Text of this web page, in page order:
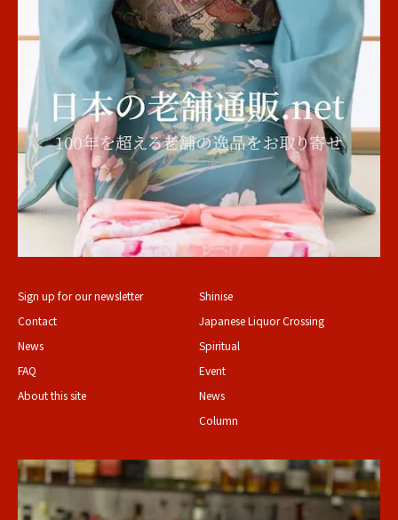
Sign up for our newsletter
Contact
News
FAQ
About this site
Shinise
Japanese Liquor Crossing
Spiritual
Event
News
Column